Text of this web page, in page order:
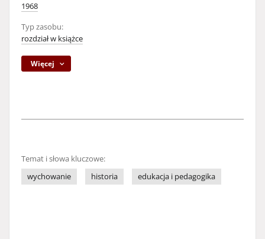
1968
Typ zasobu:
rozdział w książce
Więcej
Temat i słowa kluczowe:
wychowanie
historia edukacja i pedagogika